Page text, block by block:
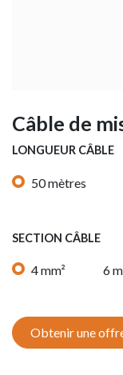
Câble de
LONGUEUR CÂBLE
50 mètres
SECTION CÂBLE
4 mm² 6
Obtenir une